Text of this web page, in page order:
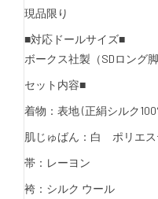
現品限り
■対応ドールサイズ■
ボークス社製（SDロング脚
セット内容■
着物：表地 (正絹シルク
肌じゅばん：白 ポリエス
帯：レーヨン
袴：シルク ウール